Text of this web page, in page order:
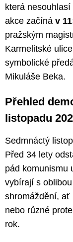
která
akce začíná v
pražským
Karmelitské
symbolické
Mikuláše Beka.
Přehled
listopadu
Sedmnáctý
Před 34 lety
pád komunismu
vybírají s
shromáždění, ať
nebo různé
rok.